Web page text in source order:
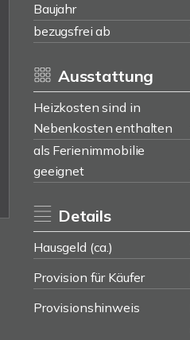
Baujahr
bezugsfrei ab
Ausstattung
Heizkosten sind in
Nebenkosten enthalten
als Ferienimmobilie
geeignet
Details
Hausgeld (ca.)
Provision für Käufer
Provisionshinweis